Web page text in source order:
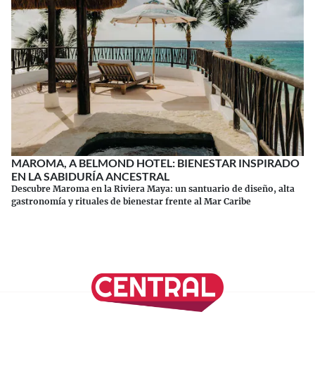
MAROMA, A BELMOND HOTEL: BIENESTAR INSPIRADO
EN LA SABIDURÍA ANCESTRAL
Descubre Maroma en la Riviera Maya: un santuario de diseño, alta
gastronomía y rituales de bienestar frente al Mar Caribe